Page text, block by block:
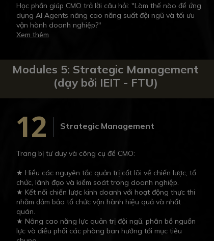
Học phần giúp CMO trả lời câu hỏi: "Làm thế nào để ứng
dụng AI Agents nâng cao năng suất đội ngũ và tối ưu
vận hành doanh nghiệp?"
Xem thêm
12 Strategic Management
Trang bị tư duy và công cụ để CMO:
★ Hiểu các nguyên tắc quản trị cốt lõi về chiến lược, tổ
chức, lãnh đạo và kiểm soát trong doanh nghiệp.
★ Kết nối chiến lược kinh doanh với hoạt động thực thi
nhằm đảm bảo tổ chức vận hành hiệu quả và nhất
quán.
★ Nâng cao năng lực quản trị đội ngũ, phân bổ nguồn
lực và điều phối các phòng ban hướng tới mục tiêu
Modules 5: Strategic Management
(dạy bởi IEIT - FTU)